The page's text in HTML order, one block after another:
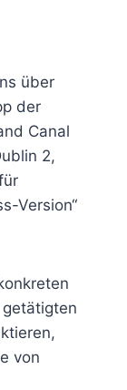
über
der
Canal
2,
Version“
von